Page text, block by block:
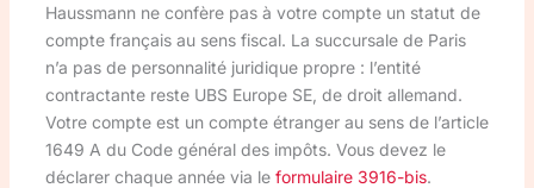
Haussmann ne confère pas à votre compte un statut de
compte français au sens fiscal. La succursale de Paris
n’a pas de personnalité juridique propre : l’entité
contractante reste UBS Europe SE, de droit allemand.
Votre compte est un compte étranger au sens de l’article
1649 A du Code général des impôts. Vous devez le
déclarer chaque année via le formulaire 3916-bis.